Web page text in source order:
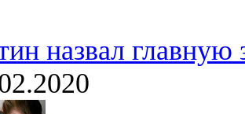
назвал главную